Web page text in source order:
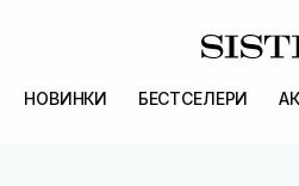
НОВИНКИ БЕСТСЕЛЕРИ